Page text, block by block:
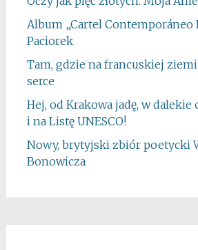
Album „Cartel Contemporáneo
Paciorek
Tam, gdzie na francuskiej
serce
Hej, od Krakowa jadę, w dalekie
i na Listę UNESCO!
Nowy, brytyjski zbiór poetycki
Bonowicza